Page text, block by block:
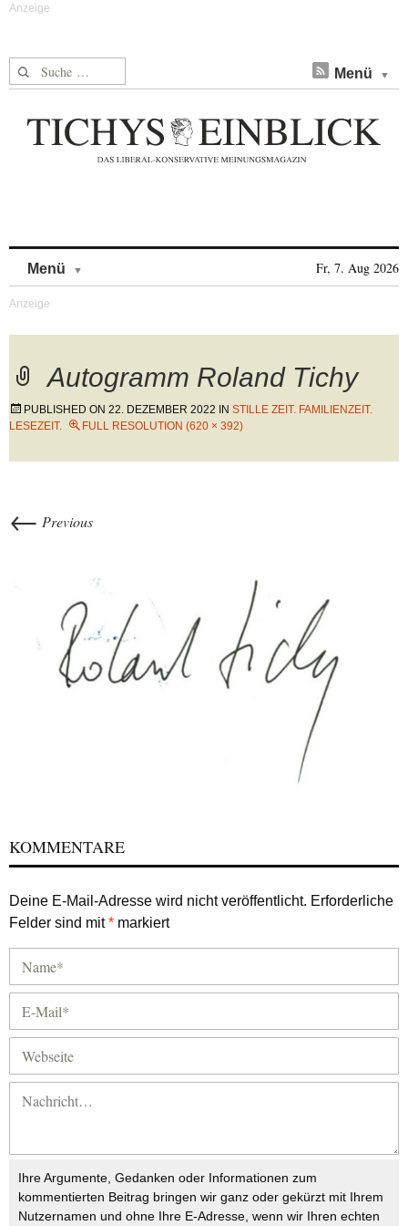
Suche nach: Menü
Menü Fr, 7. Aug 2026
Autogramm Roland Tichy
PUBLISHED ON 22. DEZEMBER 2022 IN STILLE ZEIT. FAMILIENZEIT.
LESEZEIT.
FULL RESOLUTION (620 × 392)
← Previous
KOMMENTARE
Deine E-Mail-Adresse wird nicht veröffentlicht. Erforderliche
Felder sind mit* markiert
Ihre Argumente, Gedanken oder Informationen zum
kommentierten Beitrag bringen wir ganz oder gekürzt mit Ihrem
Nutzernamen und ohne Ihre E-Adresse, wenn wir Ihren echten